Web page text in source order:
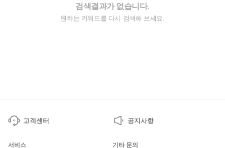
검색결과가 없습니다.
원하는 키워드를 다시 검색해 보세요.
고객센터 공지사항
서비스 기타 문의